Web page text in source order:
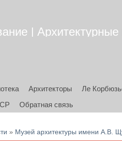
|
Архитекторы Ле
Обратная связь
» Музей архитектуры имени А.В.